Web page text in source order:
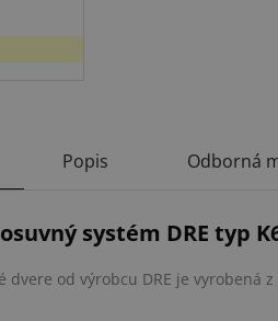
Popis Odborná
systém DRE typ
od výrobcu DRE je vyrobená